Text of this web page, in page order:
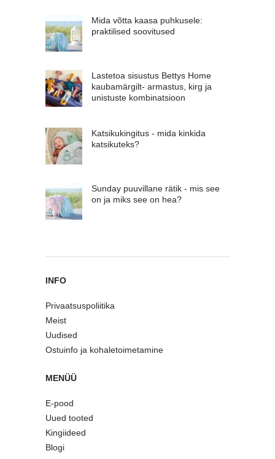
Mida võtta kaasa puhkusele:
praktilised soovitused
Lastetoa sisustus Bettys Home
kaubamärgilt- armastus, kirg ja
unistuste kombinatsioon
Katsikukingitus - mida kinkida
katsikuteks?
Sunday puuvillane rätik - mis see
on ja miks see on hea?
INFO
Privaatsuspoliitika
Meist
Uudised
Ostuinfo ja kohaletoimetamine
MENÜÜ
E-pood
Uued tooted
Kingiideed
Blogi